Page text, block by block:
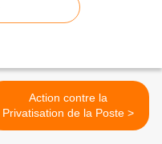
Action contre la
Privatisation de la Poste >